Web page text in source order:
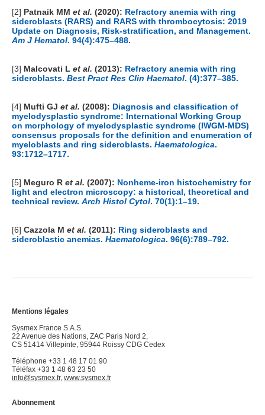
[2] Patnaik MM et al. (2020): Refractory anemia with ring
sideroblasts (RARS) and RARS with thrombocytosis: 2019
Update on Diagnosis, Risk-stratification, and Management.
Am J Hematol. 94(4):475–488.
[3] Malcovati L et al. (2013): Refractory anemia with ring
sideroblasts. Best Pract Res Clin Haematol. (4):377–385.
[4] Mufti GJ et al. (2008): Diagnosis and classification of
myelodysplastic syndrome: International Working Group
on morphology of myelodysplastic syndrome (IWGM-MDS)
consensus proposals for the definition and enumeration of
myeloblasts and ring sideroblasts. Haematologica.
93:1712–1717.
[5] Meguro R et al. (2007): Nonheme-iron histochemistry for
light and electron microscopy: a historical, theoretical and
technical review. Arch Histol Cytol. 70(1):1–19.
[6] Cazzola M et al. (2011): Ring sideroblasts and
sideroblastic anemias. Haematologica. 96(6):789–792.
Mentions légales
Sysmex France S.A.S.
22 Avenue des Nations, ZAC Paris Nord 2,
CS 51414 Villepinte, 95944 Roissy CDG Cedex
Téléphone +33 1 48 17 01 90
Téléfax +33 1 48 63 23 50
info@sysmex.fr, www.sysmex.fr
Abonnement